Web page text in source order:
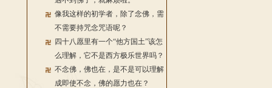
像我这样的初学者，除了念佛，需
不需要持咒念咒语呢？
四十八愿里有一个“他方国土”该怎
么理解，它不是西方极乐世界吗？
不念佛，佛也在，是不是可以理解
成即使不念，佛的愿力也在？